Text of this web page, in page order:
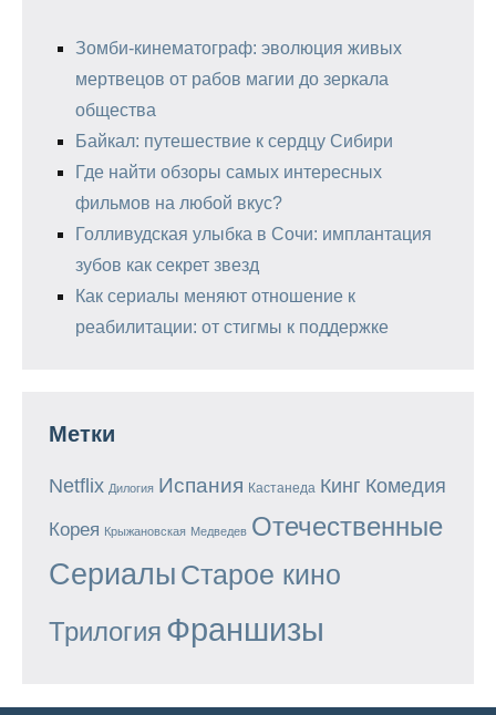
Зомби-кинематограф: эволюция живых
мертвецов от рабов магии до зеркала
общества
Байкал: путешествие к сердцу Сибири
Где найти обзоры самых интересных
фильмов на любой вкус?
Голливудская улыбка в Сочи: имплантация
зубов как секрет звезд
Как сериалы меняют отношение к
реабилитации: от стигмы к поддержке
Метки
Netflix Дилогия Испания Кастанеда Кинг Комедия
Корея Крыжановская Медведев Отечественные
Сериалы Старое кино
Трилогия Франшизы